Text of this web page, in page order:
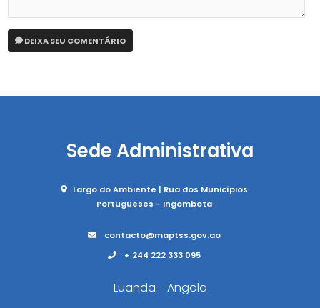
DEIXA SEU COMENTÁRIO
Sede Administrativa
Largo do Ambiente | Rua dos Municípios
Portugueses - Ingombota
contacto@maptss.gov.ao
+ 244 222 333 095
Luanda - Angola